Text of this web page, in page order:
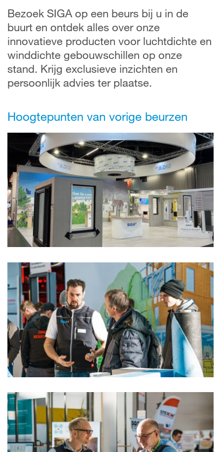
Bezoek SIGA op een beurs bij u in de
buurt en ontdek alles over onze
innovatieve producten voor luchtdichte en
winddichte gebouwschillen op onze
stand. Krijg exclusieve inzichten en
persoonlijk advies ter plaatse.
Hoogtepunten van vorige beurzen